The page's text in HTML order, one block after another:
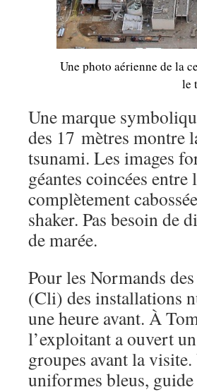
Une photo aérienne de la
le
Une marque
des 17 mètres montre
tsunami. Les images
géantes coincées
complètement
shaker. Pas besoin de
de marée.
Pour les Normands
(Cli) des installations
une heure avant. À
l’exploitant a ouvert
groupes avant la
uniformes bleus,